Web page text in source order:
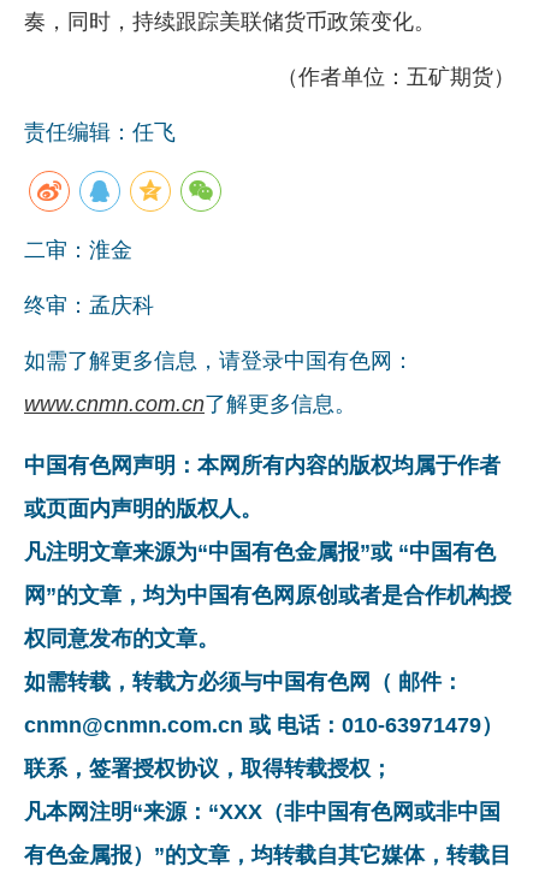
奏，同时，持续跟踪美联储货币政策变化。
（作者单位：五矿期货）
责任编辑：任飞
二审：淮金
终审：孟庆科
如需了解更多信息，请登录中国有色网：
www.cnmn.com.cn了解更多信息。
中国有色网声明：本网所有内容的版权均属于作者
或页面内声明的版权人。
凡注明文章来源为“中国有色金属报”或 “中国有色
网”的文章，均为中国有色网原创或者是合作机构授
权同意发布的文章。
如需转载，转载方必须与中国有色网（ 邮件：
cnmn@cnmn.com.cn 或 电话：010-63971479）
联系，签署授权协议，取得转载授权；
凡本网注明“来源：“XXX（非中国有色网或非中国
有色金属报）”的文章，均转载自其它媒体，转载目